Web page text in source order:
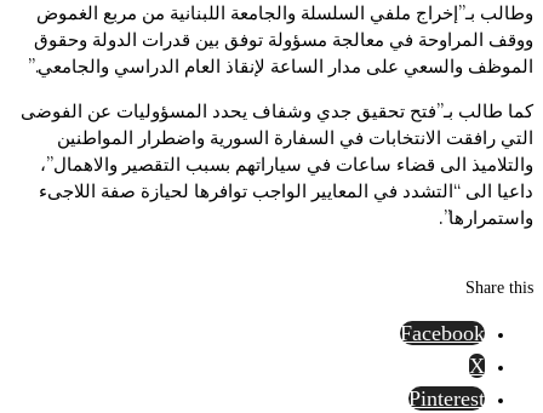
وطالب بـ”إخراج ملفي السلسلة والجامعة اللبنانية من مربع الغموض
ووقف المراوحة في معالجة مسؤولة توفق بين قدرات الدولة وحقوق
الموظف والسعي على مدار الساعة لإنقاذ العام الدراسي والجامعي.”
كما طالب بـ”فتح تحقيق جدي وشفاف يحدد المسؤوليات عن الفوضى
التي رافقت الانتخابات في السفارة السورية واضطرار المواطنين
والتلاميذ الى قضاء ساعات في سياراتهم بسبب التقصير والاهمال”،
داعيا الى “التشدد في المعايير الواجب توافرها لحيازة صفة اللاجىء
واستمرارها”.
Share this
Facebook
X
Pinterest